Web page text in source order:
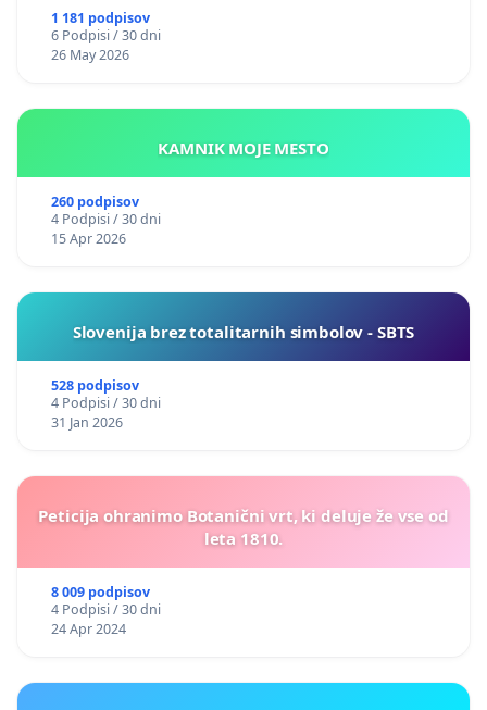
1 181 podpisov
6 Podpisi / 30 dni
26 May 2026
KAMNIK MOJE MESTO
260 podpisov
4 Podpisi / 30 dni
15 Apr 2026
Slovenija brez totalitarnih simbolov - SBTS
528 podpisov
4 Podpisi / 30 dni
31 Jan 2026
Peticija ohranimo Botanični vrt, ki deluje že vse od
leta 1810.
8 009 podpisov
4 Podpisi / 30 dni
24 Apr 2024